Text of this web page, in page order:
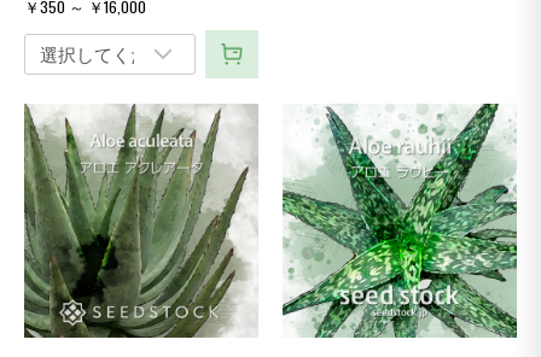
￥350 ～ ￥16,000